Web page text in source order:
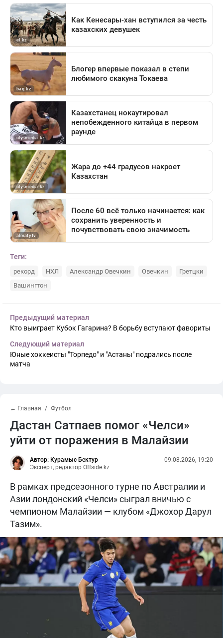
Теги:
рекорд НХЛ Александр Овечкин Овечкин
Гретцки
Вашингтон
Предыдущий материал
Кто выиграет Кубок Гагарина? В борьбу вступают фавориты
Следующий материал
Юные хоккеисты "Торпедо" и "Астаны" подрались после
матча
← Главная Футбол
Дастан Сатпаев помог «Челси»
уйти от поражения в Малайзии
Автор: Курамыс Бектур
Эксперт, редактор Offside.kz
09.08.2026, 19:20
В рамках предсезонного турне по Австралии и
Азии лондонский «Челси» сыграл вничью с
чемпионом Малайзии — клубом «Джохор Дарул
Тазим».